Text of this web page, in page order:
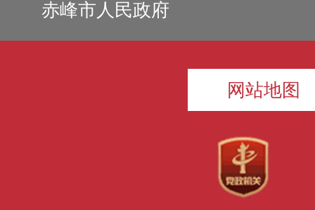
赤峰市人民政府
网站地图